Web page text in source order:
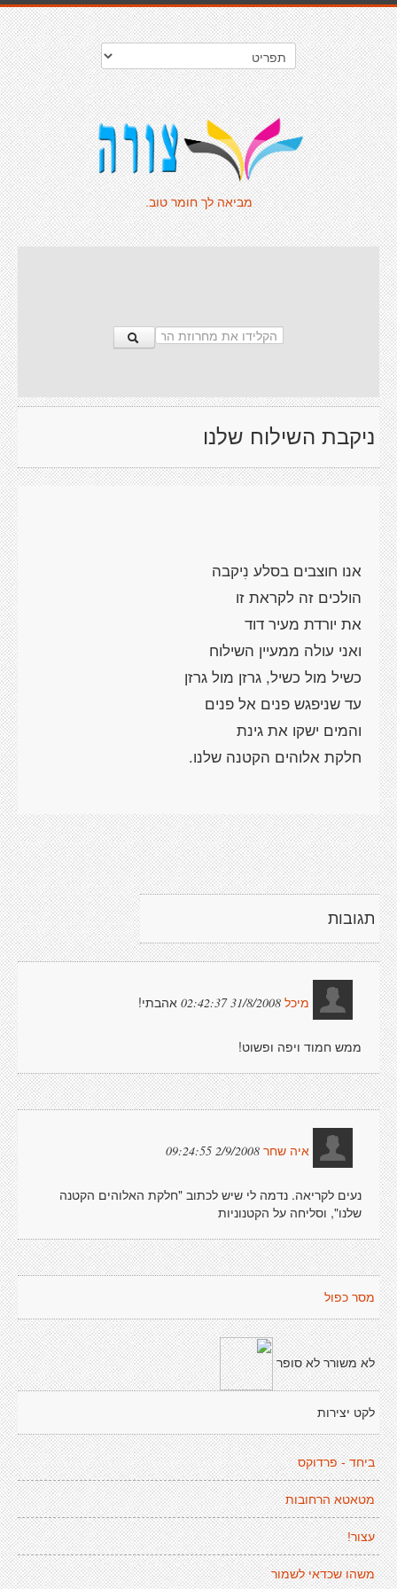
מביאה לך חומר טוב.
ניקבת השילוח שלנו
אנו חוצבים בסלע נִיקבה
הולכים זה לקראת זו
את יורדת מעיר דוד
ואני עולה ממעיין השילוח
כשיל מול כשיל, גרזן מול גרזן
עד שניפגש פנים אל פנים
והמים ישקו את גינת
תגובות
מיכל 31/8/2008 02:42:37 אהבתי!
ממש חמוד ויפה ופשוט!
איה שחר 2/9/2008 09:24:55
נעים לקריאה. נדמה לי שיש לכתוב "חלקת האלוהים הקטנה
שלנו", וסליחה על הקטנוניות
מסר כפול
לא משורר לא סופר
לקט יצירות
ביחד - פרדוקס
מטאטא הרחובות
עצור!
משהו שכדאי לשמור